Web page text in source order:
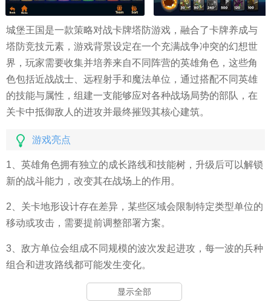
城堡王国是一款策略对战卡牌塔防游戏，融合了卡牌养成与
塔防竞技元素，游戏背景设定在一个充满战争冲突的幻想世
界，玩家需要收集并培养来自不同阵营的英雄角色，这些角
色包括近战战士、远程射手和魔法单位，通过搭配不同英雄
的技能与属性，组建一支能够应对各种战场局势的部队，在
关卡中抵御敌人的进攻并最终摧毁其核心建筑。
游戏亮点
1、英雄角色拥有独立的成长路线和技能树，升级后可以解锁
新的战斗能力，改变其在战场上的作用。
2、关卡地形设计存在差异，某些区域会限制特定类型单位的
移动或攻击，需要提前调整部署方案。
3、敌方单位会组成不同规模的波次发起进攻，每一波的兵种
组合和进攻路线都可能发生变化。
4、部分高稀有度英雄具备独特的战场光环效果，能够为周围
显示全部